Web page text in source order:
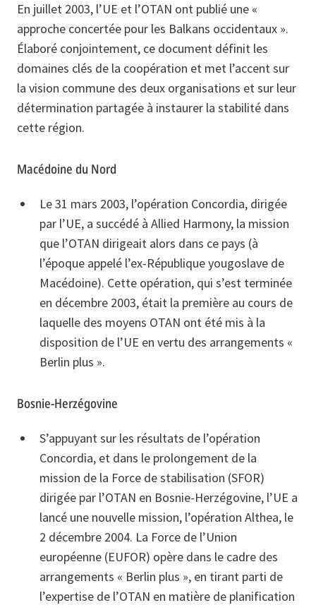
En juillet 2003, l’UE et l’OTAN ont publié une «
approche concertée pour les Balkans occidentaux ».
Élaboré conjointement, ce document définit les
domaines clés de la coopération et met l’accent sur
la vision commune des deux organisations et sur leur
détermination partagée à instaurer la stabilité dans
cette région.
Macédoine du Nord
Le 31 mars 2003, l’opération Concordia, dirigée
par l’UE, a succédé à Allied Harmony, la mission
que l’OTAN dirigeait alors dans ce pays (à
l’époque appelé l’ex-République yougoslave de
Macédoine). Cette opération, qui s’est terminée
en décembre 2003, était la première au cours de
laquelle des moyens OTAN ont été mis à la
disposition de l’UE en vertu des arrangements «
Berlin plus ».
Bosnie-Herzégovine
S’appuyant sur les résultats de l’opération
Concordia, et dans le prolongement de la
mission de la Force de stabilisation (SFOR)
dirigée par l’OTAN en Bosnie-Herzégovine, l’UE a
lancé une nouvelle mission, l’opération Althea, le
2 décembre 2004. La Force de l’Union
européenne (EUFOR) opère dans le cadre des
arrangements « Berlin plus », en tirant parti de
l’expertise de l’OTAN en matière de planification